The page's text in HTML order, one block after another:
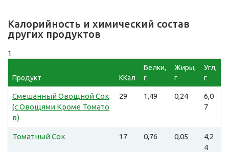
Калорийность и химический состав
других продуктов
1
Продукт ККал
Белки,
г
Жиры,
г
Угл,
г
Смешанный Овощной Сок
(с Овощями Кроме Томато
в)
29 1,49 0,24
6,0
7
Томатный Сок 17 0,76 0,05
4,2
4